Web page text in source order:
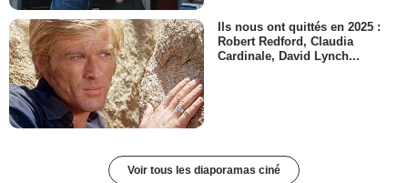
Ils nous ont quittés en 2025 :
Robert Redford, Claudia
Cardinale, David Lynch...
Voir tous les diaporamas ciné